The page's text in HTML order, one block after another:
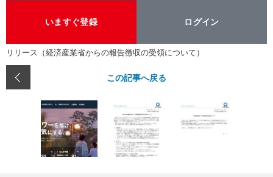
いますぐ登録 ログイン
リリース（経済産業省からの報告徴収の受領について）
この記事へ戻る